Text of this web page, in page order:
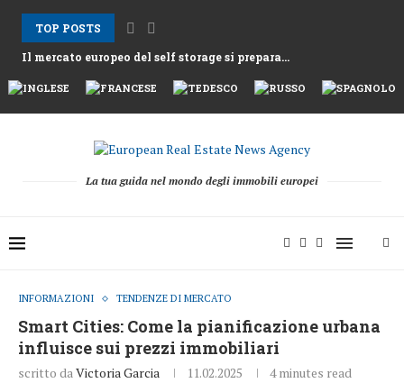
TOP POSTS
Il mercato europeo del self storage si prepara...
Gli affitti ad Atene aumentano mentre la Grecia...
Nemo Garden Una fattoria subacquea che sfida l’agricoltura...
Bruxelles vuole sbloccare 10 mila miliardi di euro...
Greystar Avanza nell’Espansione Strategica del Build to Rent...
Le grandi città prendono di mira le seconde...
Asset alberghieri dopo la stagione 2025 mentre fondi...
Il cambiamento strutturale dietro la ripresa della raccolta...
La tua guida nel mondo degli immobili europei
INFORMAZIONI TENDENZE DI MERCATO
Smart Cities: Come la pianificazione urbana
influisce sui prezzi immobiliari
scritto daVictoria Garcia 11.02.2025 4 minutes read